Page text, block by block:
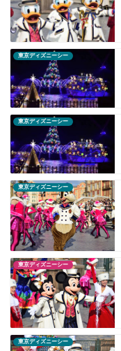
東京ディズニーシー
東京ディズニーシー
東京ディズニーシー
東京ディズニーシー
東京ディズニーシー